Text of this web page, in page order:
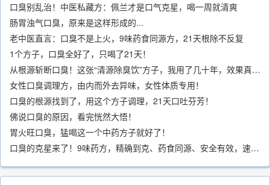
口臭别乱治！中医私藏方：佩兰才是口气克星，喝一周就清爽
肠胃浊气口臭，原来是这样形成的...
老中医直言：口臭不是上火，9味药食同源方，21天根除不反复
1个方子，口臭全好了，只喝了21天！
从根源斩断口臭！这张“清源除臭饮”方子，我用了几十年，效果真不错
女性口臭调理方，由内而外去异味，女性体质专用！
口臭的根源找到了，用这个方子调理，21天口吐芬芳！
佛说口臭的原因，看完恍然大悟！
胃火旺口臭，猛喝这一个中药方子就好了！
口臭的克星来了！9味药方，精确到克、药食同源、安全有效，速看！